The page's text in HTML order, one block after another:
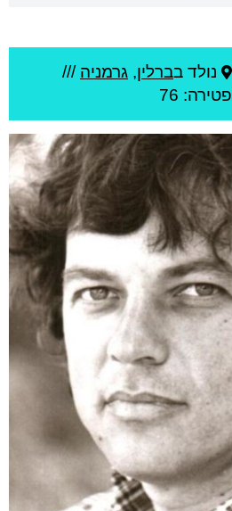
נולד בברלין, גרמניה ///
פטירה: 76